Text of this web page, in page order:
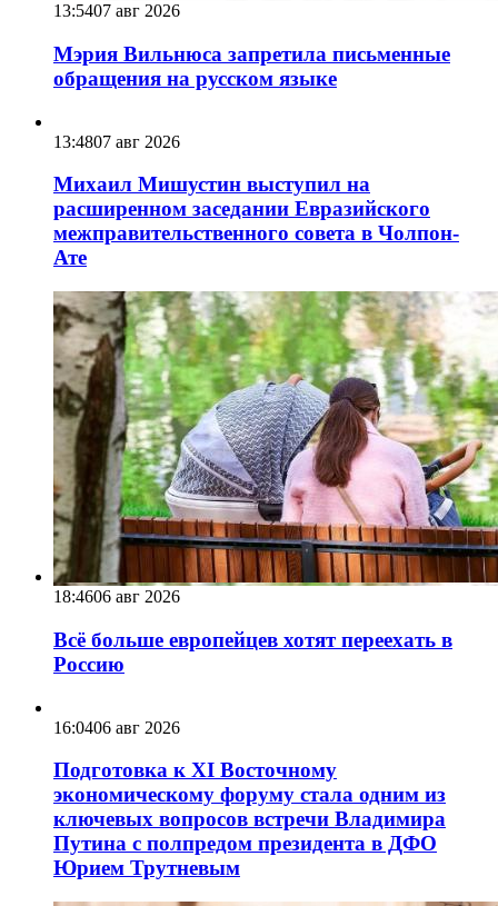
13:5407 авг 2026
Мэрия Вильнюса запретила письменные
обращения на русском языке
13:4807 авг 2026
Михаил Мишустин выступил на
расширенном заседании Евразийского
межправительственного совета в Чолпон-
Ате
18:4606 авг 2026
Всё больше европейцев хотят переехать в
Россию
16:0406 авг 2026
Подготовка к XI Восточному
экономическому форуму стала одним из
ключевых вопросов встречи Владимира
Путина с полпредом президента в ДФО
Юрием Трутневым